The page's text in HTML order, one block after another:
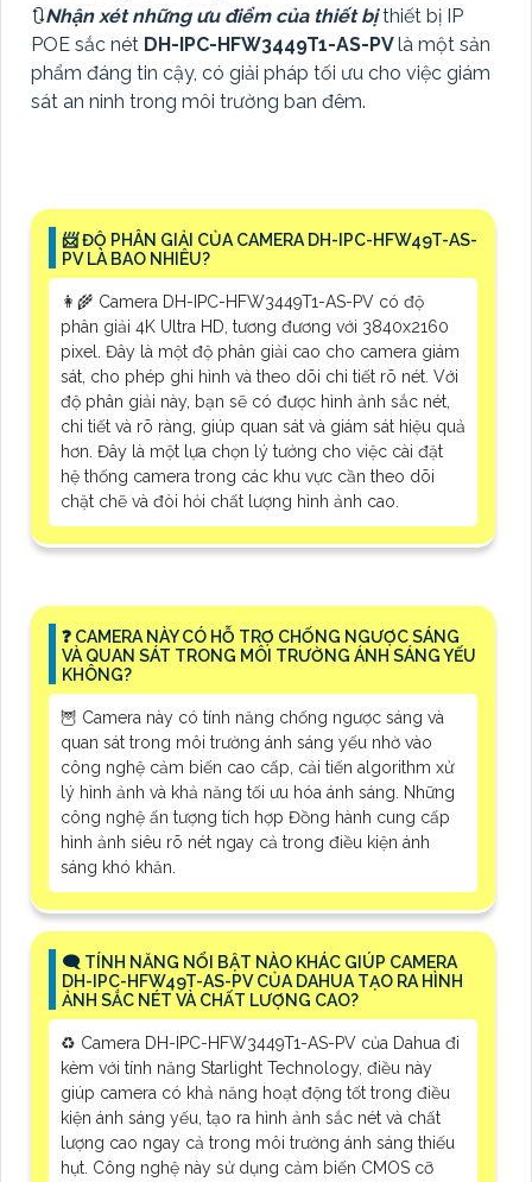
🔃Nhận xét những ưu điểm của thiết bịthiết bị IP
POE sắc nét DH-IPC-HFW3449T1-AS-PVlà một sản
phẩm đáng tin cậy, có giải pháp tối ưu cho việc giám
sát an ninh trong môi trường ban đêm.
📨 ĐỘ PHÂN GIẢI CỦA CAMERA DH-IPC-HFW49T-AS-
PV LÀ BAO NHIÊU?
👩‍🌾 Camera DH-IPC-HFW3449T1-AS-PV có độ
phân giải 4K Ultra HD, tương đương với 3840x2160
pixel. Đây là một độ phân giải cao cho camera giám
sát, cho phép ghi hình và theo dõi chi tiết rõ nét. Với
độ phân giải này, bạn sẽ có được hình ảnh sắc nét,
chi tiết và rõ ràng, giúp quan sát và giám sát hiệu quả
hơn. Đây là một lựa chọn lý tưởng cho việc cài đặt
hệ thống camera trong các khu vực cần theo dõi
chặt chẽ và đòi hỏi chất lượng hình ảnh cao.
❓ CAMERA NÀY CÓ HỖ TRỢ CHỐNG NGƯỢC SÁNG
VÀ QUAN SÁT TRONG MÔI TRƯỜNG ÁNH SÁNG YẾU
KHÔNG?
🦉 Camera này có tính năng chống ngược sáng và
quan sát trong môi trường ánh sáng yếu nhờ vào
công nghệ cảm biến cao cấp, cải tiến algorithm xử
lý hình ảnh và khả năng tối ưu hóa ánh sáng. Những
công nghệ ấn tượng tích hợp Đồng hành cung cấp
hình ảnh siêu rõ nét ngay cả trong điều kiện ánh
sáng khó khăn.
🗨️ TÍNH NĂNG NỔI BẬT NÀO KHÁC GIÚP CAMERA
DH-IPC-HFW49T-AS-PV CỦA DAHUA TẠO RA HÌNH
ẢNH SẮC NÉT VÀ CHẤT LƯỢNG CAO?
♻️ Camera DH-IPC-HFW3449T1-AS-PV của Dahua đi
kèm với tính năng Starlight Technology, điều này
giúp camera có khả năng hoạt động tốt trong điều
kiện ánh sáng yếu, tạo ra hình ảnh sắc nét và chất
lượng cao ngay cả trong môi trường ánh sáng thiếu
hụt. Công nghệ này sử dụng cảm biến CMOS cỡ